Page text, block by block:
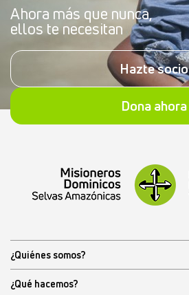
Ahora más que nunca,
ellos te necesitan
Hazte socio
Dona ahora
¿Quiénes somos?
¿Qué hacemos?